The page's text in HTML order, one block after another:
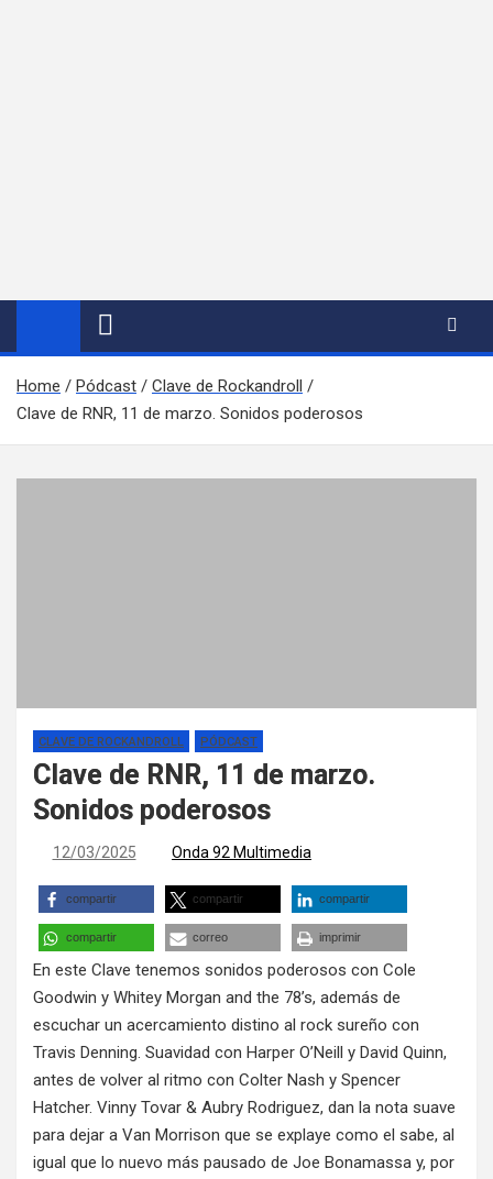
Home Pódcast
Clave de Rockandroll
Clave de RNR, 11 de marzo. Sonidos poderosos
CLAVE DE ROCKANDROLL PÓDCAST
Clave de RNR, 11 de marzo.
Sonidos poderosos
12/03/2025 Onda 92 Multimedia
compartir compartir compartir
compartir correo imprimir
En este Clave tenemos sonidos poderosos con Cole
Goodwin y Whitey Morgan and the 78’s, además de
escuchar un acercamiento distino al rock sureño con
Travis Denning. Suavidad con Harper O’Neill y David Quinn,
antes de volver al ritmo con Colter Nash y Spencer
Hatcher. Vinny Tovar & Aubry Rodriguez, dan la nota suave
para dejar a Van Morrison que se explaye como el sabe, al
igual que lo nuevo más pausado de Joe Bonamassa y, por